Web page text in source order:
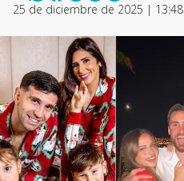
25 de diciembre de 2025 | 13:48